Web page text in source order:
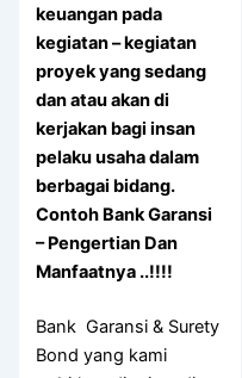
keuangan pada
kegiatan – kegiatan
proyek yang sedang
dan atau akan di
kerjakan bagi insan
pelaku usaha dalam
berbagai bidang.
Contoh Bank Garansi
– Pengertian Dan
Manfaatnya ..!!!!
Bank Garansi & Surety
Bond yang kami